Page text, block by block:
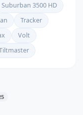
Suburban 3500 HD
Tracker
Volt